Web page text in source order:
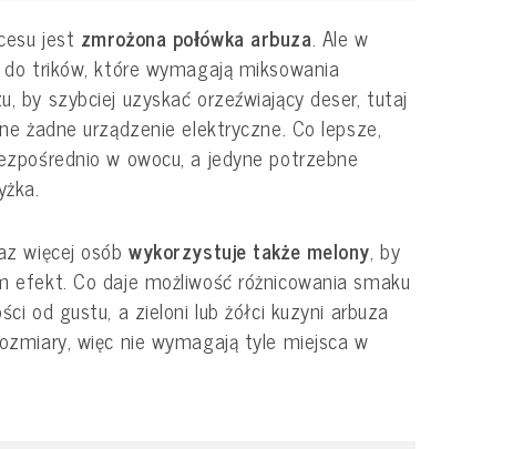
jest zmrożona połówka arbuza. Ale w
trików, które wymagają miksowania
by szybciej uzyskać orzeźwiający deser, tutaj
żadne urządzenie elektryczne. Co lepsze,
w owocu, a jedyne potrzebne
więcej osóbwykorzystuje także melony, by
efekt. Co daje możliwość różnicowania smaku
od gustu, a zieloni lub żółci kuzyni arbuza
więc nie wymagają tyle miejsca w